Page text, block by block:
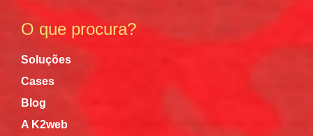
O que procura?
Soluções
Cases
Blog
A K2web